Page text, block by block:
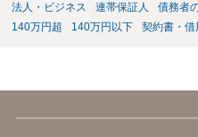
法人・ビジネス
連帯保証人 債務者
140万円超
140万円以下 契約書・借